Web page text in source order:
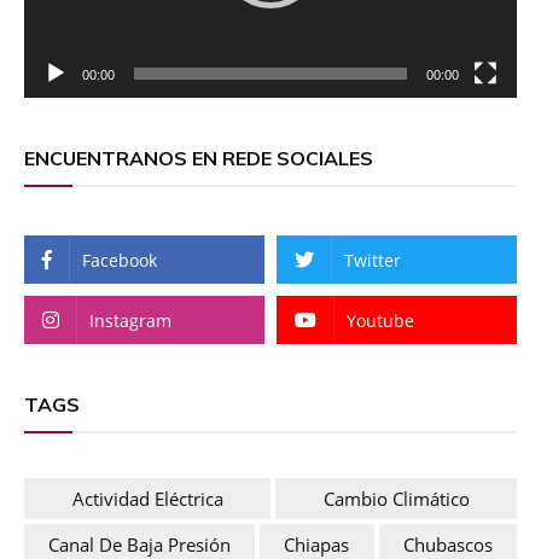
00:00 00:00
ENCUENTRANOS EN REDE SOCIALES
Facebook Twitter
Instagram Youtube
TAGS
Actividad Eléctrica
Cambio Climático
Canal De Baja Presión
Chiapas
Chubascos